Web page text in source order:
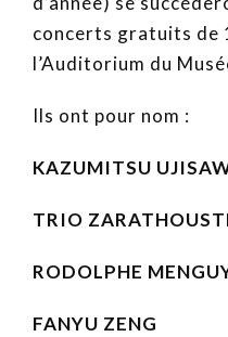
concerts gratuits de
l’Auditorium du
Ils ont pour nom :
KAZUMITSU
TRIO
RODOLPHE
FANYU ZENG